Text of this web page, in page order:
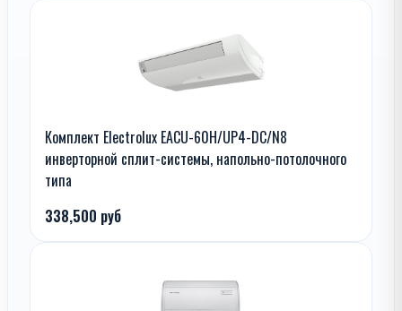
Комплект Electrolux EACU-60H/UP4-DC/N8
инверторной сплит-системы, напольно-потолочного
типа
338,500 руб